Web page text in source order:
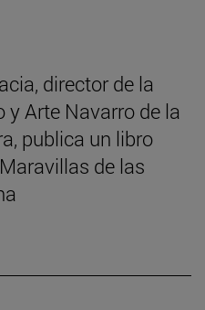
director de la
Arte Navarro de la
publica un libro
de las